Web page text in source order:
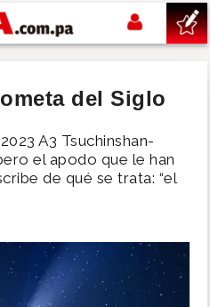
del Siglo
A3 Tsuchinshan-
el apodo que le han
de qué se trata: “el